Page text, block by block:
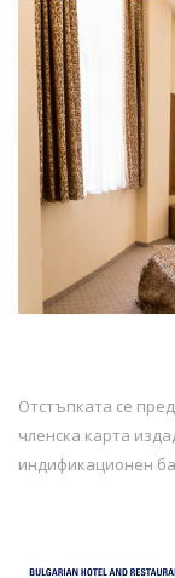
Отстъпката се
членска карта
индификационен